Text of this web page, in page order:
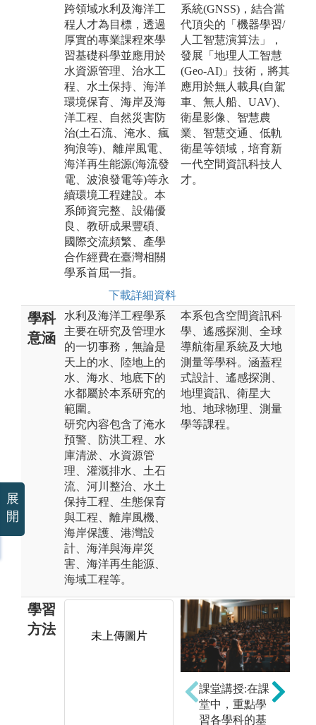
跨領域水利及海洋工
程人才為目標，透過
厚實的專業課程來學
習基礎科學並應用於
水資源管理、治水工
程、水土保持、海洋
環境保育、海岸及海
洋工程、自然災害防
治(土石流、淹水、瘋
狗浪等)、離岸風電、
海洋再生能源(海流發
電、波浪發電等)等永
續環境工程建設。本
系師資完整、設備優
良、教研成果豐碩、
國際交流頻繁、產學
合作經費在臺灣相關
學系首屈一指。
下載詳細資料
系統(GNSS)，結合當
代頂尖的「機器學習/
人工智慧演算法」，
發展「地理人工智慧
(Geo-AI)」技術，將其
應用於無人載具(自駕
車、無人船、UAV)、
衛星影像、智慧農
業、智慧交通、低軌
衛星等領域，培育新
一代空間資訊科技人
才。
學科
意涵
水利及海洋工程學系
主要在研究及管理水
的一切事務，無論是
天上的水、陸地上的
水、海水、地底下的
水都屬於本系研究的
範圍。
研究內容包含了淹水
預警、防洪工程、水
庫清淤、水資源管
理、灌溉排水、土石
流、河川整治、水土
保持工程、生態保育
與工程、離岸風機、
海岸保護、港灣設
計、海洋與海岸災
害、海洋再生能源、
海域工程等。
本系包含空間資訊科
學、遙感探測、全球
導航衛星系統及大地
測量等學科。涵蓋程
式設計、遙感探測、
地理資訊、衛星大
地、地球物理、測量
學等課程。
學習
方法
未上傳圖片 未上傳圖片
課堂講授:在課
堂中，重點學
習各學科的基
展
開